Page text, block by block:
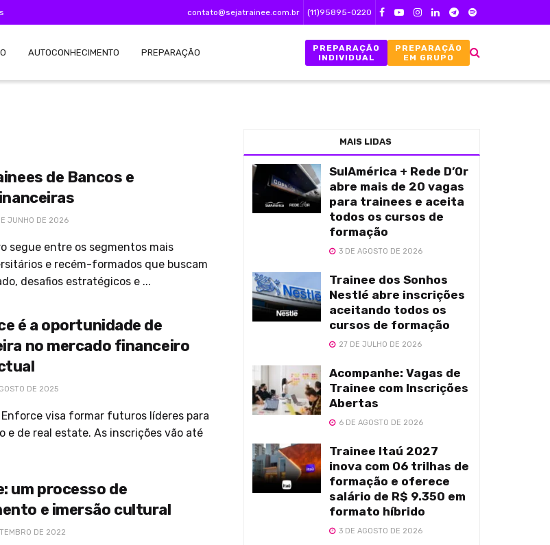
contato@sejatrainee.com.br (11)95895-0220
AUTOCONHECIMENTO PREPARAÇÃO
PREPARAÇÃO
INDIVIDUAL
PREPARAÇÃO
EM GRUPO
de Bancos e
JUNHO DE 2026
segue entre os segmentos mais
e recém-formados que buscam
desafios estratégicos e ...
é a oportunidade de
no mercado financeiro
DE 2025
Enforce visa formar futuros líderes para
e de real estate. As inscrições vão até
um processo de
e imersão cultural
DE 2022
MAIS LIDAS
SulAmérica + Rede D’Or
abre mais de 20 vagas
para trainees e aceita
todos os cursos de
formação
3 DE AGOSTO DE 2026
Trainee dos Sonhos
Nestlé abre inscrições
aceitando todos os
cursos de formação
27 DE JULHO DE 2026
Acompanhe: Vagas de
Trainee com Inscrições
Abertas
6 DE AGOSTO DE 2026
Trainee Itaú 2027
inova com 06 trilhas de
formação e oferece
salário de R$ 9.350 em
formato híbrido
3 DE AGOSTO DE 2026